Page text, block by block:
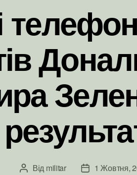
Автор
Від militar
Дата1 Жовтня,